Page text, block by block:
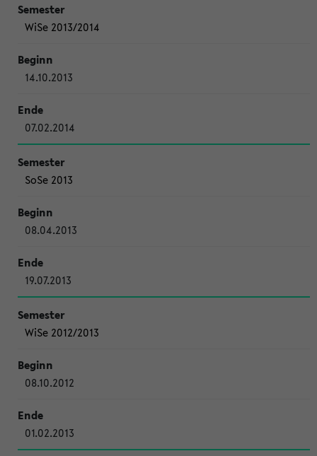
WiSe 2013/2014
14.10.2013
07.02.2014
SoSe 2013
08.04.2013
19.07.2013
WiSe 2012/2013
08.10.2012
01.02.2013